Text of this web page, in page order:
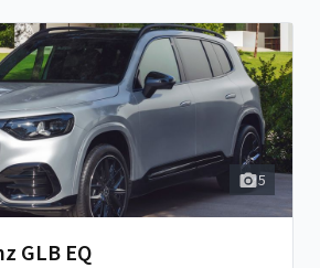
5
GLB EQ